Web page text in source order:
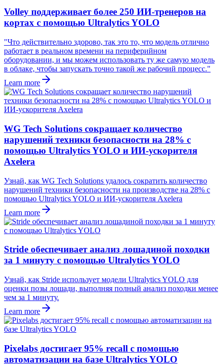
Volley поддерживает более 250 ИИ-тренеров на
кортах с помощью Ultralytics YOLO
"Что действительно здорово, так это то, что модель отлично
работает в реальном времени на периферийном
оборудовании, и мы можем использовать ту же самую модель
в облаке, чтобы запускать точно такой же рабочий процесс."
Learn more
WG Tech Solutions сокращает количество
нарушений техники безопасности на 28% с
помощью Ultralytics YOLO и ИИ-ускорителя
Axelera
Узнай, как WG Tech Solutions удалось сократить количество
нарушений техники безопасности на производстве на 28% с
помощью Ultralytics YOLO и ИИ-ускорителя Axelera
Learn more
Stride обеспечивает анализ лошадиной походки
за 1 минуту с помощью Ultralytics YOLO
Узнай, как Stride использует модели Ultralytics YOLO для
оценки позы лошади, выполняя полный анализ походки менее
чем за 1 минуту.
Learn more
Pixelabs достигает 95% recall с помощью
автоматизации на базе Ultralytics YOLO